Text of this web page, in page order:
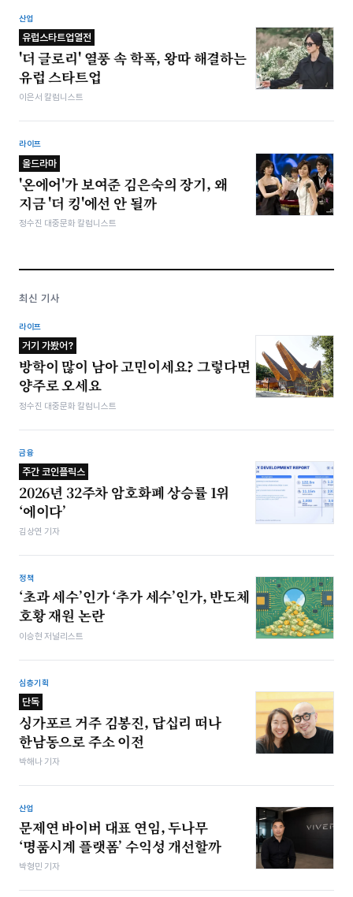
산업
유럽스타트업열전
'더 글로리' 열풍 속 학폭, 왕따 해결하는
유럽 스타트업
이은서 칼럼니스트
라이프
올드라마
'온에어'가 보여준 김은숙의 장기, 왜
지금 '더 킹'에선 안 될까
정수진 대중문화 칼럼니스트
최신 기사
라이프
거기 가봤어?
방학이 많이 남아 고민이세요? 그렇다면
양주로 오세요
정수진 대중문화 칼럼니스트
금융
주간 코인플릭스
2026년 32주차 암호화폐 상승률 1위
‘에이다’
김상연 기자
정책
‘초과 세수’인가 ‘추가 세수’인가, 반도체
호황 재원 논란
이승현 저널리스트
심층기획
단독
싱가포르 거주 김봉진, 답십리 떠나
한남동으로 주소 이전
박해나 기자
산업
문제연 바이버 대표 연임, 두나무
‘명품시계 플랫폼’ 수익성 개선할까
박형민 기자